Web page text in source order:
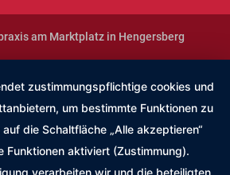
am Marktplatz in Hengersberg
zustimmungspflichtige cookies und
um bestimmte Funktionen zu
die Schaltfläche „Alle akzeptieren“
Funktionen aktiviert (Zustimmung).
verarbeiten wir und die beteiligten